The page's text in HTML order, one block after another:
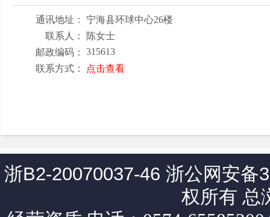
通讯地址：
宁海县环球中心26楼
联系人：
陈女士
邮政编码：
315613
联系方式：
点击查看
浙B2-20070037-46 浙公网安备
权所有 总